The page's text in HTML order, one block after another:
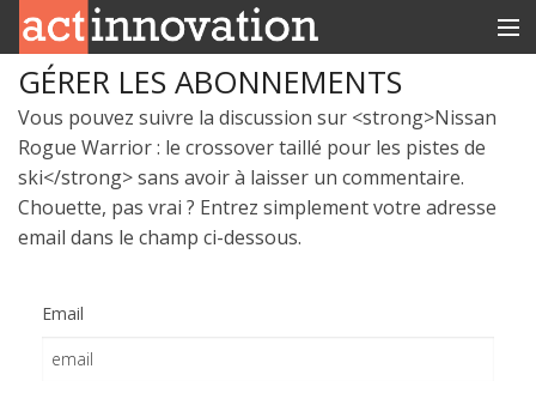
RUBRIQUES
INNOBOX
CONTACT
GÉRER LES ABONNEMENTS
Vous pouvez suivre la discussion sur <strong>Nissan
Rogue Warrior : le crossover taillé pour les pistes de
ski</strong> sans avoir à laisser un commentaire.
Chouette, pas vrai ? Entrez simplement votre adresse
email dans le champ ci-dessous.
Email